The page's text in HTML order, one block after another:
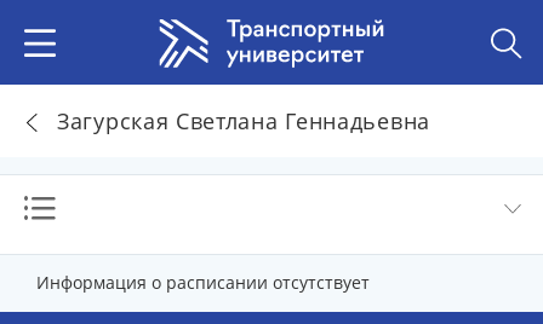
Загурская Светлана Геннадьевна
Информация о расписании отсутствует